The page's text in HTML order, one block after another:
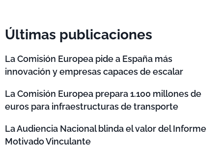
Últimas publicaciones
La Comisión Europea pide a España más
innovación y empresas capaces de escalar
La Comisión Europea prepara 1.100 millones de
euros para infraestructuras de transporte
La Audiencia Nacional blinda el valor del Informe
Motivado Vinculante